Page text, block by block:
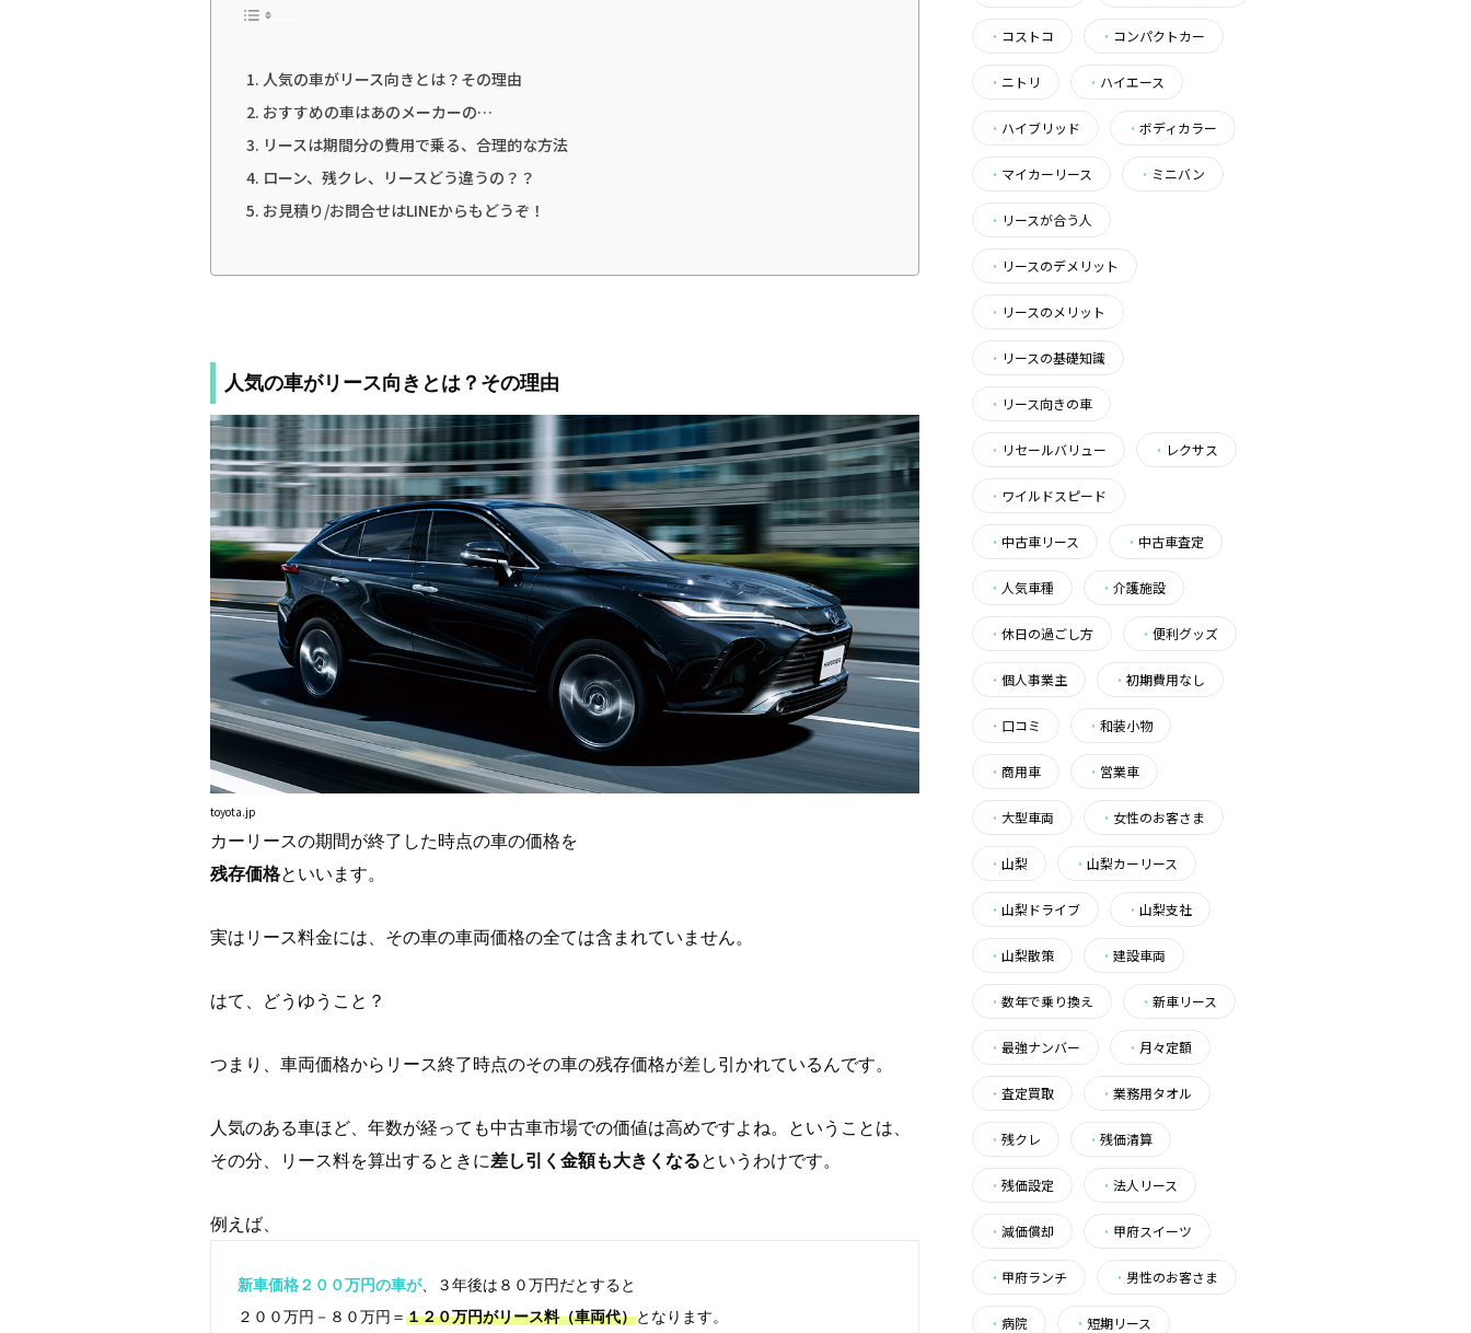
人気の車がリース向きとは？その理由
おすすめの車はあのメーカーの…
リースは期間分の費用で乗る、合理的な方法
ローン、残クレ、リースどう違うの？？
お見積り/お問合せはLINEからもどうぞ！
人気の車がリース向きとは？その理由
toyota.jp
カーリースの期間が終了した時点の車の価格を
残存価格といいます。
実はリース料金には、その車の車両価格の全ては含まれていません。
はて、どうゆうこと？
つまり、車両価格からリース終了時点のその車の残存価格が差し引かれているんです。
人気のある車ほど、年数が経っても中古車市場での価値は高めですよね。ということは、
その分、リース料を算出するときに差し引く金額も大きくなるというわけです。
例えば、
新車価格２００万円の車が、３年後は８０万円だとすると
２００万円－８０万円＝１２０万円がリース料（車両代）となります。
・ コストコ ・ コンパクトカー
・ ニトリ ・ ハイエース
・ ハイブリッド ・ ボディカラー
・ マイカーリース ・ ミニバン
・ リースが合う人
・ リースのデメリット
・ リースのメリット
・ リースの基礎知識
・ リース向きの車
・ リセールバリュー ・ レクサス
・ ワイルドスピード
・ 中古車リース ・ 中古車査定
・ 人気車種 ・ 介護施設
・ 休日の過ごし方 ・ 便利グッズ
・ 個人事業主 ・ 初期費用なし
・ 口コミ ・ 和装小物
・ 商用車 ・ 営業車
・ 大型車両 ・ 女性のお客さま
・ 山梨 ・ 山梨カーリース
・ 山梨ドライブ ・ 山梨支社
・ 山梨散策 ・ 建設車両
・ 数年で乗り換え ・ 新車リース
・ 最強ナンバー ・ 月々定額
・ 査定買取 ・ 業務用タオル
・ 残クレ ・ 残価清算
・ 残価設定 ・ 法人リース
・ 減価償却 ・ 甲府スイーツ
・ 甲府ランチ ・ 男性のお客さま
・ 病院 ・ 短期リース